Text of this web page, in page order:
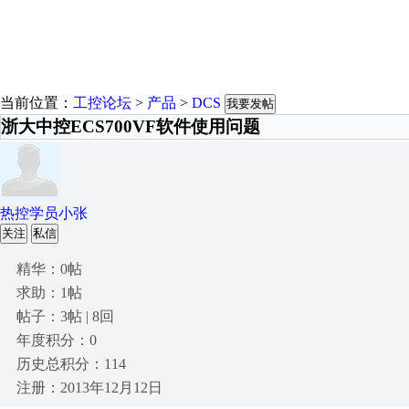
当前位置： 工控论坛 > 产品 > DCS 我要发帖
浙大中控ECS700VF软件使用问题
热控学员小张
关注 私信
精华：0帖
求助：1帖
帖子：3帖 | 8回
年度积分：0
历史总积分：114
注册：2013年12月12日